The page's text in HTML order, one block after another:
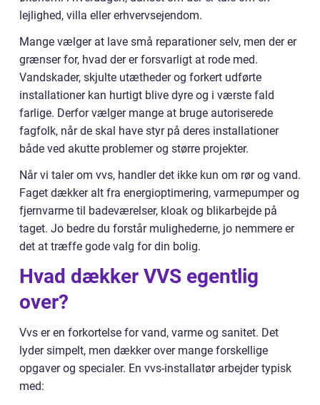
lejlighed, villa eller erhvervsejendom.
Mange vælger at lave små reparationer selv, men der er
grænser for, hvad der er forsvarligt at rode med.
Vandskader, skjulte utætheder og forkert udførte
installationer kan hurtigt blive dyre og i værste fald
farlige. Derfor vælger mange at bruge autoriserede
fagfolk, når de skal have styr på deres installationer
både ved akutte problemer og større projekter.
Når vi taler om vvs, handler det ikke kun om rør og vand.
Faget dækker alt fra energioptimering, varmepumper og
fjernvarme til badeværelser, kloak og blikarbejde på
taget. Jo bedre du forstår mulighederne, jo nemmere er
det at træffe gode valg for din bolig.
Hvad dækker VVS egentlig
over?
Vvs er en forkortelse for vand, varme og sanitet. Det
lyder simpelt, men dækker over mange forskellige
opgaver og specialer. En vvs-installatør arbejder typisk
med: